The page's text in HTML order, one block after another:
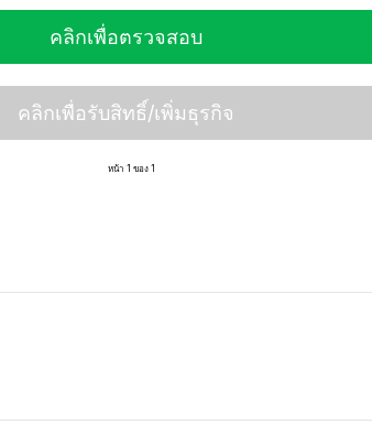
คลิกเพื่อตรวจสอบ
คลิกเพื่อรับสิทธิ์/เพิ่มธุรกิจ
หน้า 1 ของ 1